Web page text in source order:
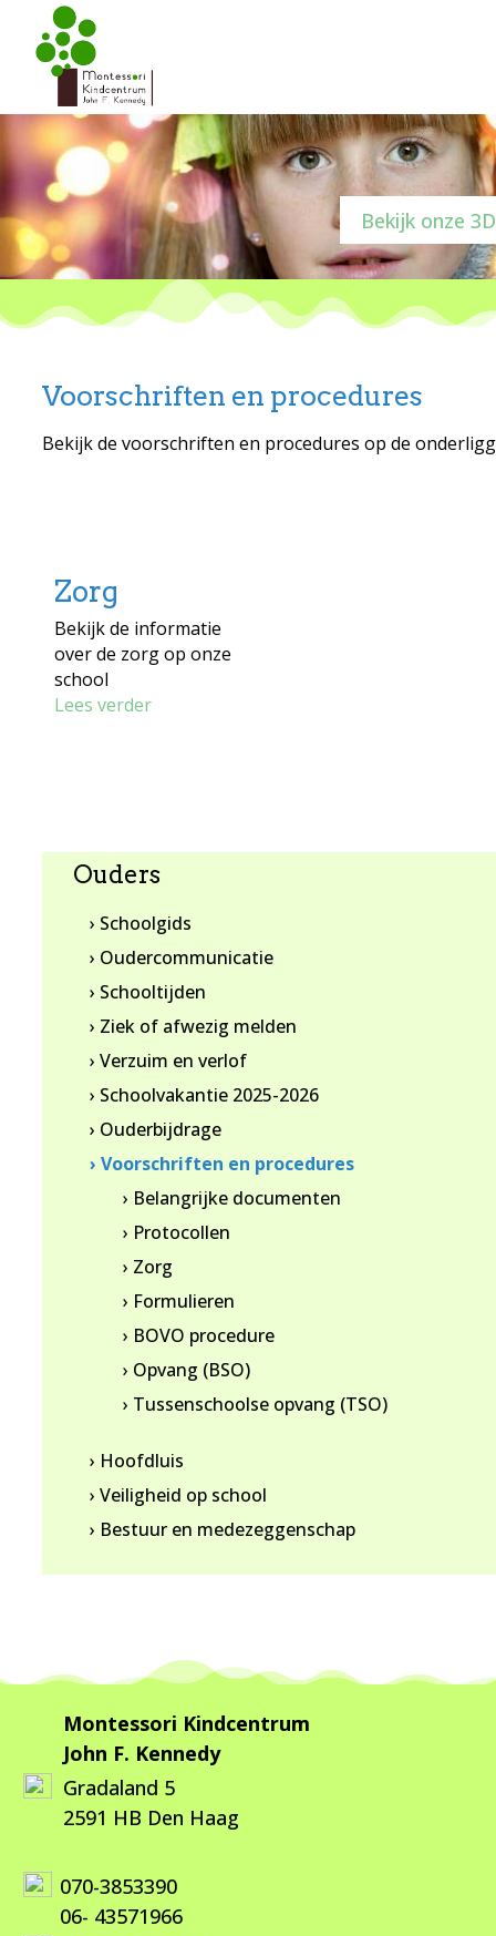
Bekijk onze
Voorschriften en procedures
Bekijk de voorschriften en procedures op de
Zorg
Bekijk de informatie
over de zorg op onze
school
Lees verder
Ouders
› Schoolgids
› Oudercommunicatie
› Schooltijden
› Ziek of afwezig melden
› Verzuim en verlof
› Schoolvakantie 2025-2026
› Ouderbijdrage
› Voorschriften en procedures
› Belangrijke documenten
› Protocollen
› Zorg
› Formulieren
› BOVO procedure
› Opvang (BSO)
› Tussenschoolse opvang (TSO)
› Hoofdluis
› Veiligheid op school
› Bestuur en medezeggenschap
Montessori Kindcentrum
John F. Kennedy
Gradaland 5
2591 HB Den Haag
070-3853390
06- 43571966